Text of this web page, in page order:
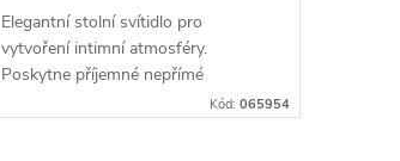
Elegantní stolní svítidlo pro
vytvoření intimní atmosféry.
Poskytne příjemné nepřímé
Kód: 065954